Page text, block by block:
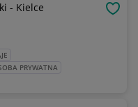
- Kielce
PRYWATNA